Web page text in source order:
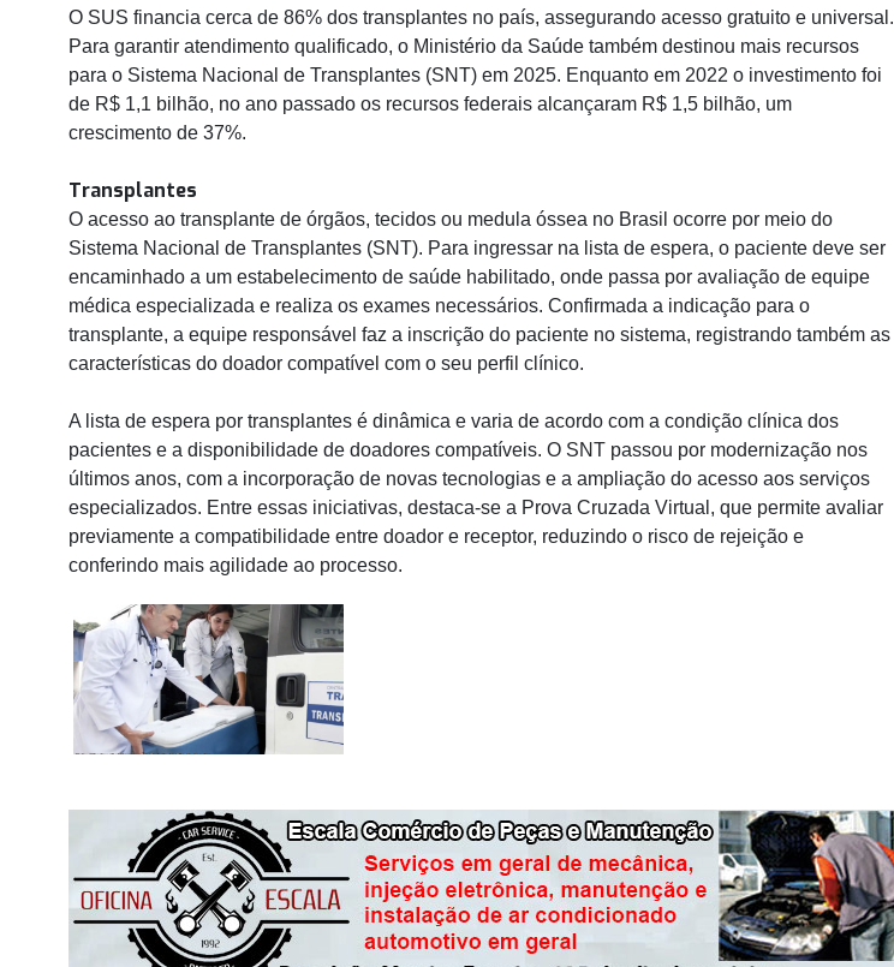
O SUS financia cerca de 86% dos transplantes no país, assegurando acesso gratuito e universal.
Para garantir atendimento qualificado, o Ministério da Saúde também destinou mais recursos
para o Sistema Nacional de Transplantes (SNT) em 2025. Enquanto em 2022 o investimento foi
de R$ 1,1 bilhão, no ano passado os recursos federais alcançaram R$ 1,5 bilhão, um
crescimento de 37%.
Transplantes
O acesso ao transplante de órgãos, tecidos ou medula óssea no Brasil ocorre por meio do
Sistema Nacional de Transplantes (SNT). Para ingressar na lista de espera, o paciente deve ser
encaminhado a um estabelecimento de saúde habilitado, onde passa por avaliação de equipe
médica especializada e realiza os exames necessários. Confirmada a indicação para o
transplante, a equipe responsável faz a inscrição do paciente no sistema, registrando também as
características do doador compatível com o seu perfil clínico.
A lista de espera por transplantes é dinâmica e varia de acordo com a condição clínica dos
pacientes e a disponibilidade de doadores compatíveis. O SNT passou por modernização nos
últimos anos, com a incorporação de novas tecnologias e a ampliação do acesso aos serviços
especializados. Entre essas iniciativas, destaca-se a Prova Cruzada Virtual, que permite avaliar
previamente a compatibilidade entre doador e receptor, reduzindo o risco de rejeição e
conferindo mais agilidade ao processo.